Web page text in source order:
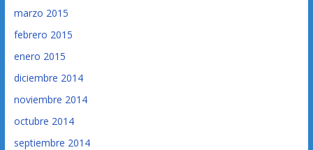
marzo 2015
febrero 2015
enero 2015
diciembre 2014
noviembre 2014
octubre 2014
septiembre 2014